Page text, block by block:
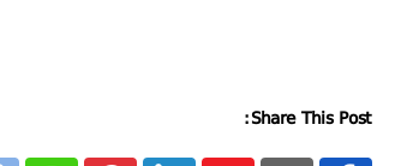
Share This Post: